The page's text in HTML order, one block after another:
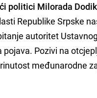
politici Milorada
Republike Srpske
autoritet
Pozivi na
međunarodne